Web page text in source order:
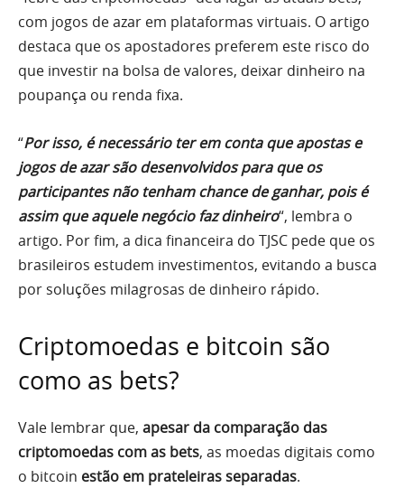
com jogos de azar em plataformas virtuais. O artigo
destaca que os apostadores preferem este risco do
que investir na bolsa de valores, deixar dinheiro na
poupança ou renda fixa.
“Por isso, é necessário ter em conta que apostas e
jogos de azar são desenvolvidos para que os
participantes não tenham chance de ganhar, pois é
assim que aquele negócio faz dinheiro“, lembra o
artigo. Por fim, a dica financeira do TJSC pede que os
brasileiros estudem investimentos, evitando a busca
por soluções milagrosas de dinheiro rápido.
Criptomoedas e bitcoin são
como as bets?
Vale lembrar que, apesar da comparação das
criptomoedas com as bets, as moedas digitais como
o bitcoin estão em prateleiras separadas.